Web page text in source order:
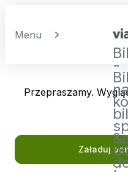
Menu
-
Przepraszamy.
Załaduj